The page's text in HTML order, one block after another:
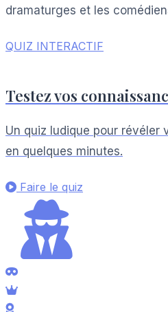
dramaturges et les
QUIZ INTERACTIF
Testez vos
Un quiz ludique pour révéler
en quelques minutes.
Faire le quiz